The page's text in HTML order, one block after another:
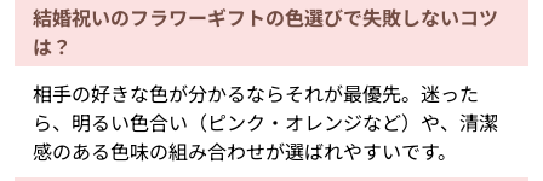
結婚祝いのフラワーギフトの色選びで失敗しないコツ
は？
相手の好きな色が分かるならそれが最優先。迷った
ら、明るい色合い（ピンク・オレンジなど）や、清潔
感のある色味の組み合わせが選ばれやすいです。